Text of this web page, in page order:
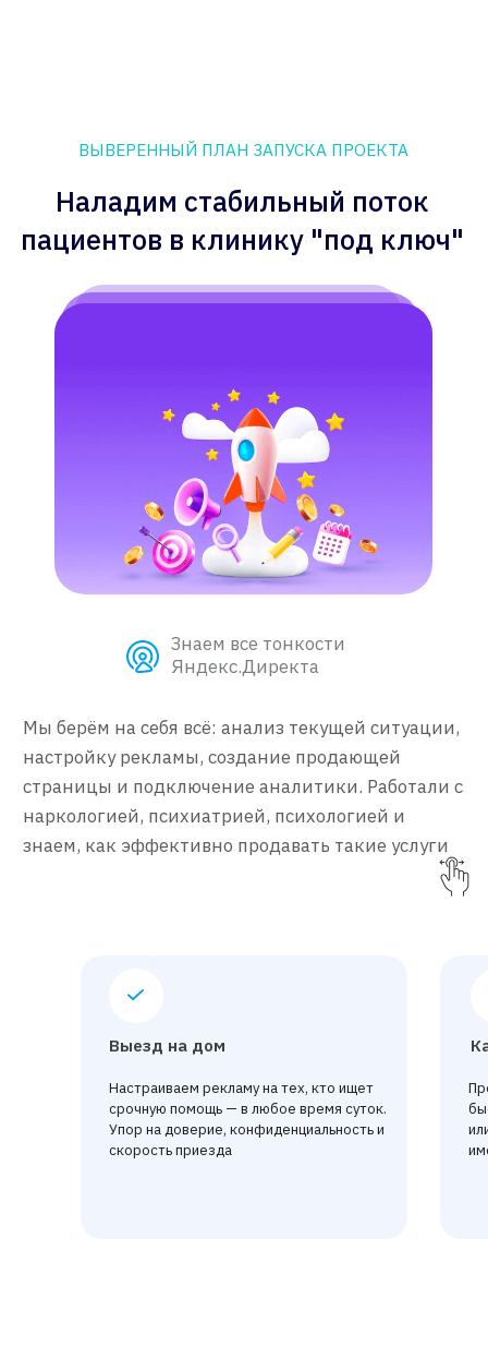
Выезд на дом
Настраиваем рекламу на тех, кто ищет
срочную помощь — в любое время суток.
Упор на доверие, конфиденциальность и
скорость приезда